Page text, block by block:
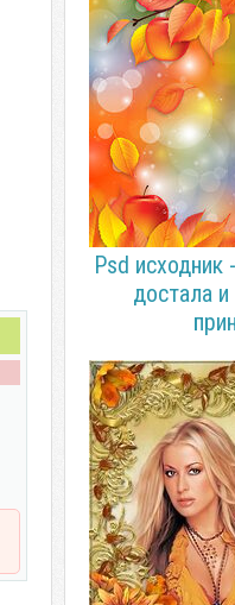
Psd исходник
достала